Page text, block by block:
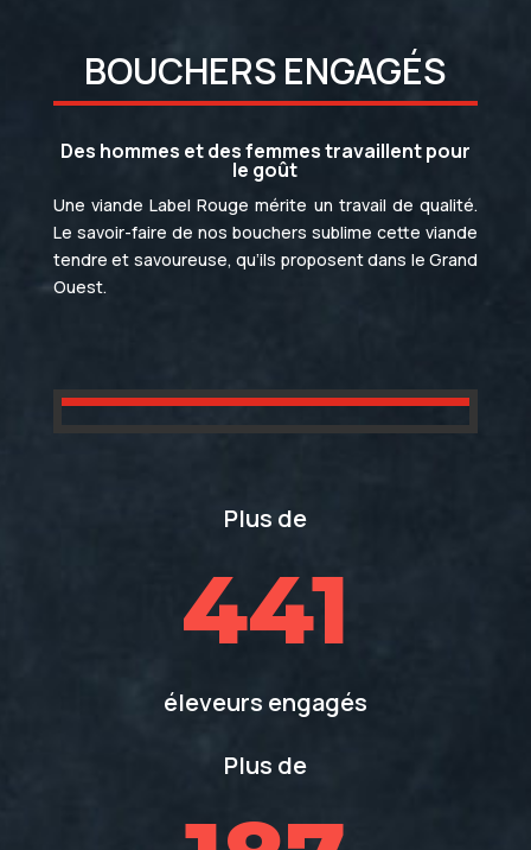
BOUCHERS ENGAGÉS
Des hommes et des femmes travaillent pour
le goût
Une viande Label Rouge mérite un travail de qualité.
Le savoir-faire de nos bouchers sublime cette viande
tendre et savoureuse, qu’ils proposent dans le Grand
Ouest.
Plus de
441
éleveurs engagés
Plus de